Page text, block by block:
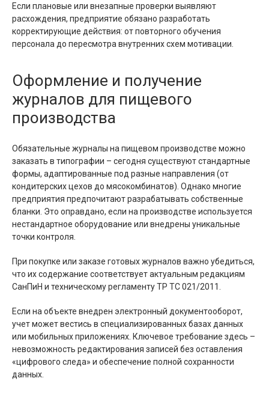
Если плановые или внезапные проверки выявляют
расхождения, предприятие обязано разработать
корректирующие действия: от повторного обучения
персонала до пересмотра внутренних схем мотивации.
Оформление и получение
журналов для пищевого
производства
Обязательные журналы на пищевом производстве можно
заказать в типографии – сегодня существуют стандартные
формы, адаптированные под разные направления (от
кондитерских цехов до мясокомбинатов). Однако многие
предприятия предпочитают разрабатывать собственные
бланки. Это оправдано, если на производстве используется
нестандартное оборудование или внедрены уникальные
точки контроля.
При покупке или заказе готовых журналов важно убедиться,
что их содержание соответствует актуальным редакциям
СанПиН и техническому регламенту ТР ТС 021/2011.
Если на объекте внедрен электронный документооборот,
учет может вестись в специализированных базах данных
или мобильных приложениях. Ключевое требование здесь –
невозможность редактирования записей без оставления
«цифрового следа» и обеспечение полной сохранности
данных.